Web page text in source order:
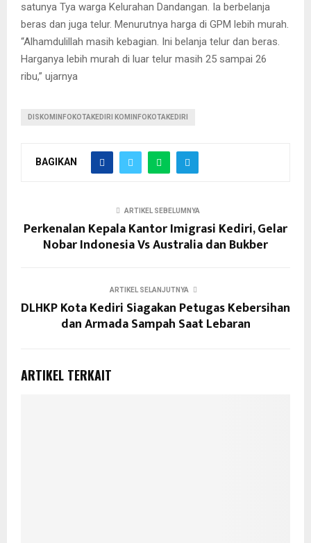
satunya Tya warga Kelurahan Dandangan. Ia berbelanja
beras dan juga telur. Menurutnya harga di GPM lebih murah.
“Alhamdulillah masih kebagian. Ini belanja telur dan beras.
Harganya lebih murah di luar telur masih 25 sampai 26
ribu,” ujarnya
DISKOMINFOKOTAKEDIRI KOMINFOKOTAKEDIRI
BAGIKAN
ARTIKEL SEBELUMNYA
Perkenalan Kepala Kantor Imigrasi Kediri, Gelar
Nobar Indonesia Vs Australia dan Bukber
ARTIKEL SELANJUTNYA
DLHKP Kota Kediri Siagakan Petugas Kebersihan
dan Armada Sampah Saat Lebaran
ARTIKEL TERKAIT